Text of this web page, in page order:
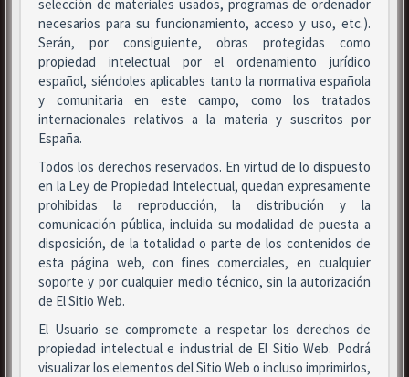
selección de materiales usados, programas de ordenador
necesarios para su funcionamiento, acceso y uso, etc.).
Serán, por consiguiente, obras protegidas como
propiedad intelectual por el ordenamiento jurídico
español, siéndoles aplicables tanto la normativa española
y comunitaria en este campo, como los tratados
internacionales relativos a la materia y suscritos por
España.
Todos los derechos reservados. En virtud de lo dispuesto
en la Ley de Propiedad Intelectual, quedan expresamente
prohibidas la reproducción, la distribución y la
comunicación pública, incluida su modalidad de puesta a
disposición, de la totalidad o parte de los contenidos de
esta página web, con fines comerciales, en cualquier
soporte y por cualquier medio técnico, sin la autorización
de El Sitio Web.
El Usuario se compromete a respetar los derechos de
propiedad intelectual e industrial de El Sitio Web. Podrá
visualizar los elementos del Sitio Web o incluso imprimirlos,